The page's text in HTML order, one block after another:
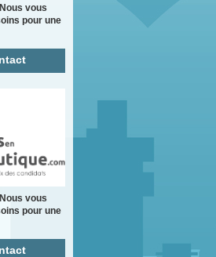
vous
pour une
vous
pour une